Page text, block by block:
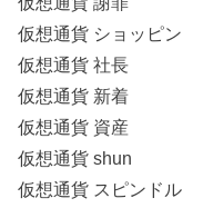
仮想通貨 ショッピン
仮想通貨 社長
仮想通貨 新着
仮想通貨 資産
仮想通貨 shun
仮想通貨 スピンドル